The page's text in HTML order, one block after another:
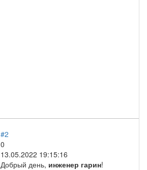
#2
0
13.05.2022 19:15:16
Добрый день, инженер гарин!